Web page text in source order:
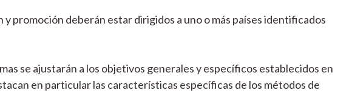
y promoción deberán estar dirigidos a uno o más países identificados
se ajustarán a los objetivos generales y específicos establecidos en
en particular las características específicas de los métodos de